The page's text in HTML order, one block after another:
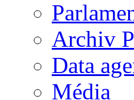
Archiv
Data
Média